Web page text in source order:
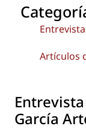
Artículos
García